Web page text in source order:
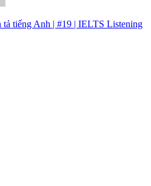
tả tiếng Anh | #19 | IELTS Listening